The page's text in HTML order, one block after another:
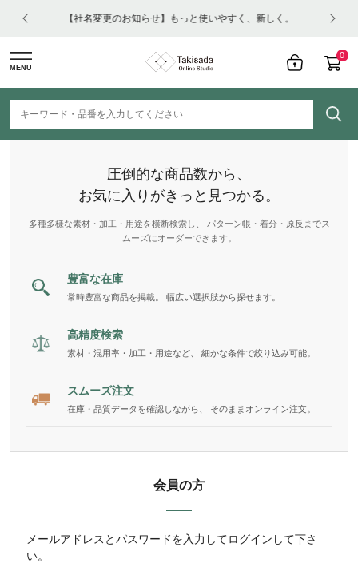
【社名変更のお知らせ】もっと使いやすく、新しく。
0
MENU
圧倒的な商品数から、
お気に入りがきっと見つかる。
多種多様な素材・加工・用途を横断検索し、 パターン帳・着分・原反までス
ムーズにオーダーできます。
豊富な在庫
常時豊富な商品を掲載。 幅広い選択肢から探せます。
高精度検索
素材・混用率・加工・用途など、 細かな条件で絞り込み可能。
スムーズ注文
在庫・品質データを確認しながら、 そのままオンライン注文。
会員の方
メールアドレス とパスワードを入力してログインして下さ
い。